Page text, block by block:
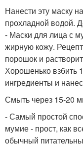
Нанести эту маску
прохладной водой.
- Маски для лица с
жирную кожу.
порошок и
Хорошенько взбить
ингредиенты и
Смыть через 15-20
- Самый простой
мумие - прост, как
обычный